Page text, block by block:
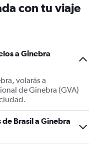
con tu viaje
a Ginebra
volarás a
de Ginebra (GVA)
Brasil a Ginebra